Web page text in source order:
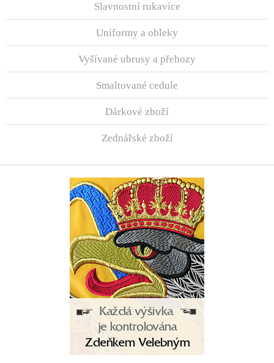
Slavnostní rukavice
Uniformy a obleky
Vyšívané ubrusy a přehozy
Smaltované cedule
Dárkové zboží
Zednářské zboží